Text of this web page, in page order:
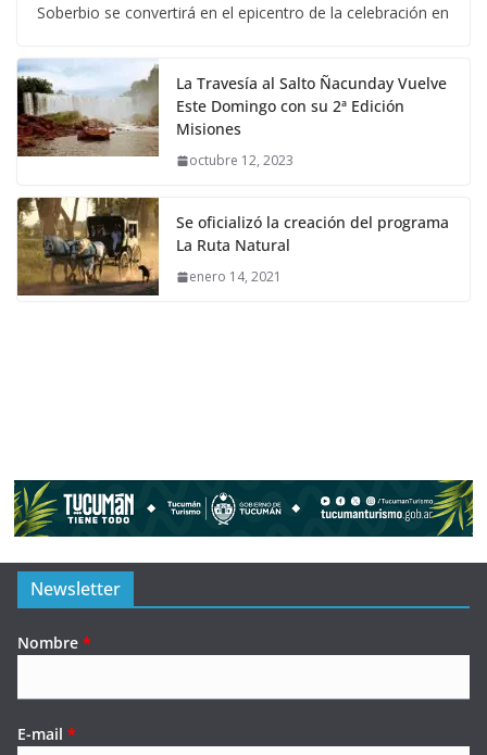
Soberbio se convertirá en el epicentro de la celebración en
La Travesía al Salto Ñacunday Vuelve
Este Domingo con su 2ª Edición
Misiones
octubre 12, 2023
Se oficializó la creación del programa
La Ruta Natural
enero 14, 2021
Newsletter
Nombre *
E-mail *